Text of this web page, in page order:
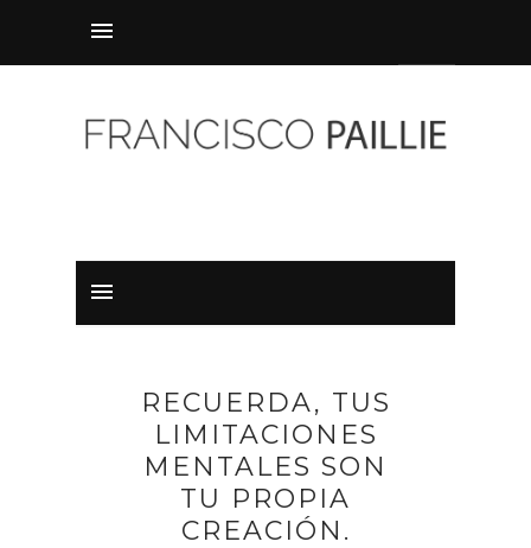
RECUERDA, TUS
LIMITACIONES
MENTALES SON
TU PROPIA
CREACIÓN.